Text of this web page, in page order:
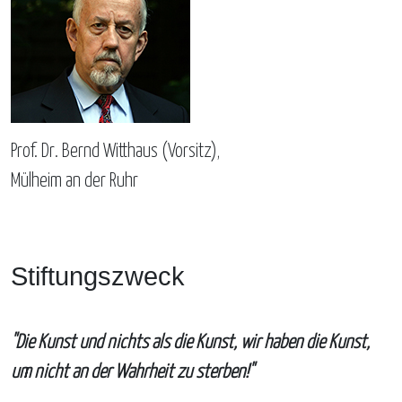
Prof. Dr. Bernd Witthaus (Vorsitz),
Mülheim an der Ruhr
Stiftungszweck
"Die Kunst und nichts als die Kunst, wir haben die Kunst,
um nicht an der Wahrheit zu sterben!"